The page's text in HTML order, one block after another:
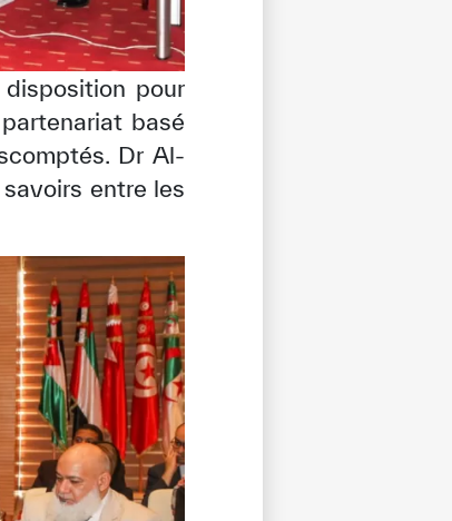
pour
basé
Dr Al-
entre les